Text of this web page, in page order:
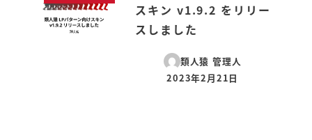
スキン v1.9.2 をリリー
スしました
類人猿 管理人
投稿日
2023年2月21日